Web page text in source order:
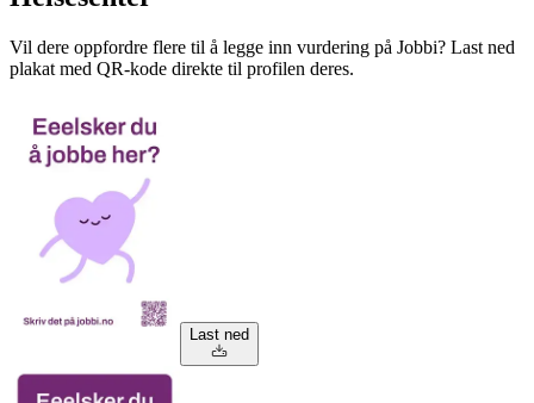
Vil dere oppfordre flere til å legge inn vurdering på Jobbi? Last ned
plakat med QR-kode direkte til profilen deres.
Last ned